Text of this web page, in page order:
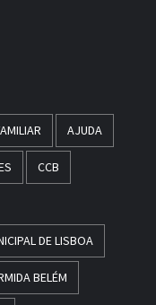
AJUDA
CCB
DE LISBOA
BELÉM